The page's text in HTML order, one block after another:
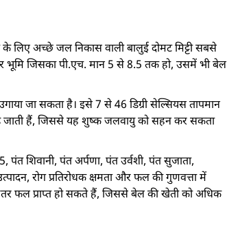
लिए अच्छे जल निकास वाली बालुई दोमट मिट्टी सबसे
भूमि जिसका पी.एच. मान 5 से 8.5 तक हो, उसमें भी बेल
जा सकता है। इसे 7 से 46 डिग्री सेल्सियस तापमान
जाती हैं, जिससे यह शुष्क जलवायु को सहन कर सकता
पंत शिवानी, पंत अर्पणा, पंत उर्वशी, पंत सुजाता,
रोग प्रतिरोधक क्षमता और फल की गुणवत्ता में
फल प्राप्त हो सकते हैं, जिससे बेल की खेती को अधिक